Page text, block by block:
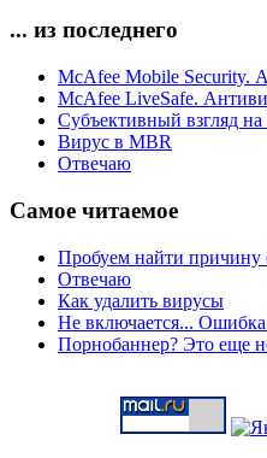
... из последнего
McAfee Mobile Security.
McAfee LiveSafe.
Субъективный взгляд
Вирус в MBR
Отвечаю
Самое читаемое
Пробуем найти причину
Отвечаю
Как удалить вирусы
Не включается...
Порнобаннер? Это еще